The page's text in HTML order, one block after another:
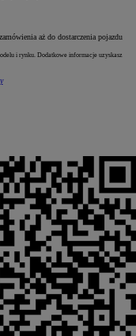
aż do dostarczenia pojazdu
i rynku. Dodatkowe informacje uzyskasz